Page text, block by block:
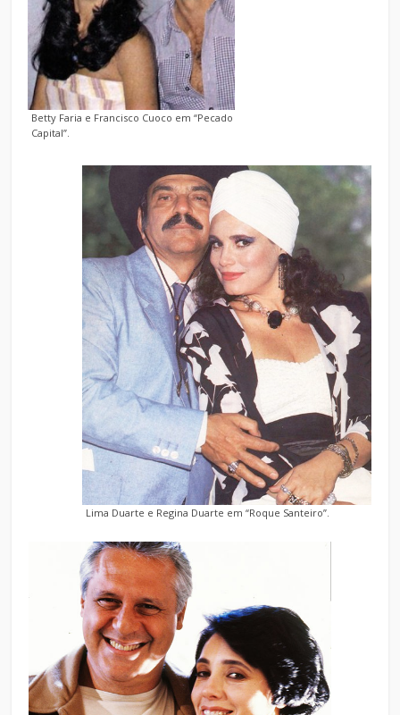
Betty Faria e Francisco Cuoco em “Pecado
Capital”.
Lima Duarte e Regina Duarte em “Roque Santeiro”.